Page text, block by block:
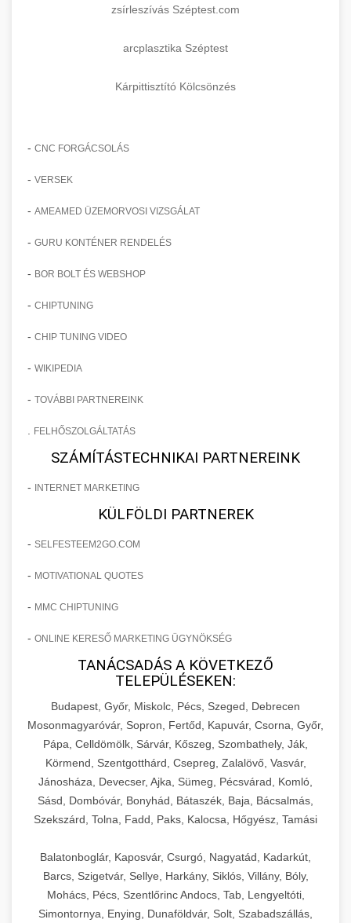
zsírleszívás Széptest.com
arcplasztika Széptest
Kárpittisztító Kölcsönzés
- CNC FORGÁCSOLÁS
- VERSEK
- AMEAMED ÜZEMORVOSI VIZSGÁLAT
- GURU KONTÉNER RENDELÉS
- BOR BOLT ÉS WEBSHOP
- CHIPTUNING
- CHIP TUNING VIDEO
- WIKIPEDIA
- TOVÁBBI PARTNEREINK
FELHŐSZOLGÁLTATÁS
SZÁMÍTÁSTECHNIKAI PARTNEREINK
- INTERNET MARKETING
KÜLFÖLDI PARTNEREK
- SELFESTEEM2GO.COM
- MOTIVATIONAL QUOTES
- MMC CHIPTUNING
- ONLINE KERESŐ MARKETING ÜGYNÖKSÉG
TANÁCSADÁS A KÖVETKEZŐ
TELEPÜLÉSEKEN:
Budapest, Győr, Miskolc, Pécs, Szeged, Debrecen
Mosonmagyaróvár, Sopron, Fertőd, Kapuvár, Csorna, Győr,
Pápa, Celldömölk, Sárvár, Kőszeg, Szombathely, Ják,
Körmend, Szentgotthárd, Csepreg, Zalalövő, Vasvár,
Jánosháza, Devecser, Ajka, Sümeg, Pécsvárad, Komló,
Sásd, Dombóvár, Bonyhád, Bátaszék, Baja, Bácsalmás,
Szekszárd, Tolna, Fadd, Paks, Kalocsa, Hőgyész, Tamási
Balatonboglár, Kaposvár, Csurgó, Nagyatád, Kadarkút,
Barcs, Szigetvár, Sellye, Harkány, Siklós, Villány, Bóly,
Mohács, Pécs, Szentlőrinc Andocs, Tab, Lengyeltóti,
Simontornya, Enying, Dunaföldvár, Solt, Szabadszállás,